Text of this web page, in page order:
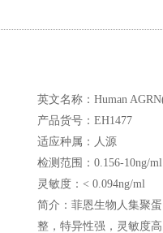
英文名称：Human
产品货号：EH1477
适应种属：人源
检测范围：0.156-10ng/ml
灵敏度：< 0.094ng/ml
简介：菲恩生物人集聚
整，特异性强，灵敏度